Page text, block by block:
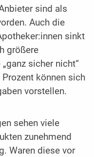
sind als
Auch die
sinkt
größere
sicher nicht“
können sich
vorstellen.
sehen viele
zunehmend
Waren diese vor